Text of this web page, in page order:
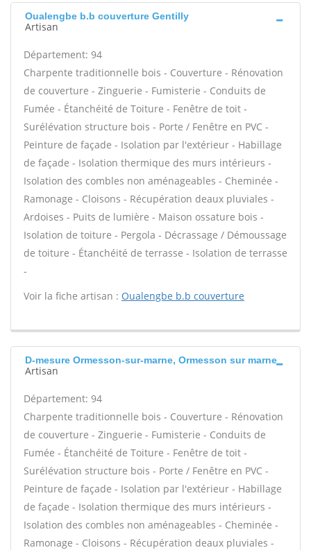
Oualengbe b.b couverture Gentilly
Artisan
Département: 94
Charpente traditionnelle bois - Couverture - Rénovation
de couverture - Zinguerie - Fumisterie - Conduits de
Fumée - Étanchéité de Toiture - Fenêtre de toit -
Surélévation structure bois - Porte / Fenêtre en PVC -
Peinture de façade - Isolation par l'extérieur - Habillage
de façade - Isolation thermique des murs intérieurs -
Isolation des combles non aménageables - Cheminée -
Ramonage - Cloisons - Récupération deaux pluviales -
Ardoises - Puits de lumière - Maison ossature bois -
Isolation de toiture - Pergola - Décrassage / Démoussage
de toiture - Étanchéité de terrasse - Isolation de terrasse
-
Voir la fiche artisan : Oualengbe b.b couverture
D-mesure Ormesson-sur-marne, Ormesson sur marne
Artisan
Département: 94
Charpente traditionnelle bois - Couverture - Rénovation
de couverture - Zinguerie - Fumisterie - Conduits de
Fumée - Étanchéité de Toiture - Fenêtre de toit -
Surélévation structure bois - Porte / Fenêtre en PVC -
Peinture de façade - Isolation par l'extérieur - Habillage
de façade - Isolation thermique des murs intérieurs -
Isolation des combles non aménageables - Cheminée -
Ramonage - Cloisons - Récupération deaux pluviales -